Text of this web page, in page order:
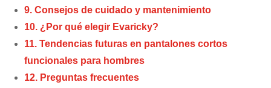
9. Consejos de cuidado y mantenimiento
10. ¿Por qué elegir Evaricky?
11. Tendencias futuras en pantalones cortos
funcionales para hombres
12. Preguntas frecuentes